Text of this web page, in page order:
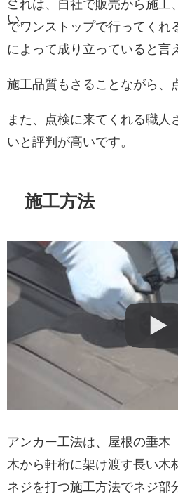
い。
これは、自社で販売から施工
でワンストップで行ってくれ
によって成り立っていると言
施工品質もさることながら、
また、点検に来てくれる職人
いと評判が高いです。
施工方法
アンカー工法は、屋根の垂木
木から軒桁に架け渡す長い木
ネジを打つ施工方法でネジ部